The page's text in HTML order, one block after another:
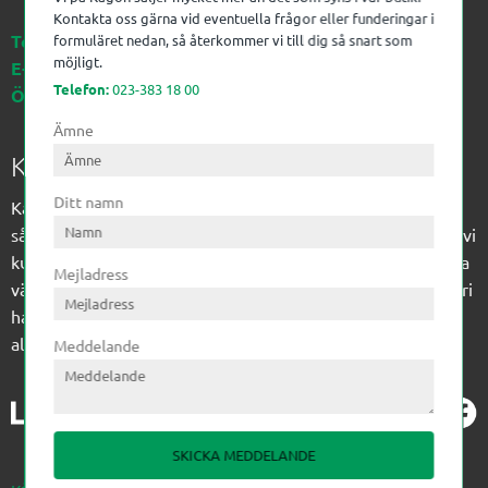
Telefon:023-383 18 00
E-post:kagon@kagon.se
Öppettider:Måndag-Fredag, 07-16
Kagon AB
Kagon har sedan 1972 levererat kompetens till
sågverksindustrin och övrig industri. Till träindustrin tillför vi
kunskap med optimeringslösningar från timmerplanen hela
vägen fram till paketering/emballering och till övrig industri
har vi ett komplement sortiment av teknikprodukter med
allt ifrån slangtillverkning till transmission och lager.
Kontakta oss gärna vid eventuella frågor eller funderingar i
formuläret nedan, så återkommer vi till dig så snart som
möjligt.
Telefon:023-383 18 00
Ämne
Ditt namn
Mejladress
Meddelande
SKICKA MEDDELANDE